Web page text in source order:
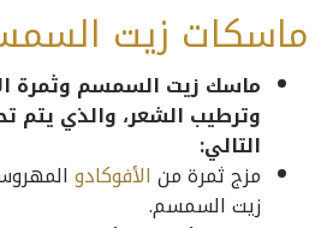
ماسكات زيت
ماسك زيت السمسم وثمرة
وترطيب الشعر، والذي يتم
التالي:
مزج ثمرة من الأفوكادو
زيت السمسم.